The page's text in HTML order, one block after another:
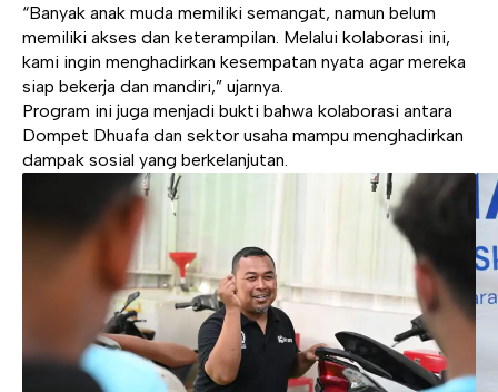
“Banyak anak muda memiliki semangat, namun belum
memiliki akses dan keterampilan. Melalui kolaborasi ini,
kami ingin menghadirkan kesempatan nyata agar mereka
siap bekerja dan mandiri,” ujarnya.
Program ini juga menjadi bukti bahwa kolaborasi antara
Dompet Dhuafa dan sektor usaha mampu menghadirkan
dampak sosial yang berkelanjutan.